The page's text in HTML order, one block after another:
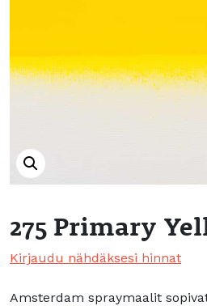
275 Primary
Kirjaudu nähdäksesi hinnat
Amsterdam spraymaalit